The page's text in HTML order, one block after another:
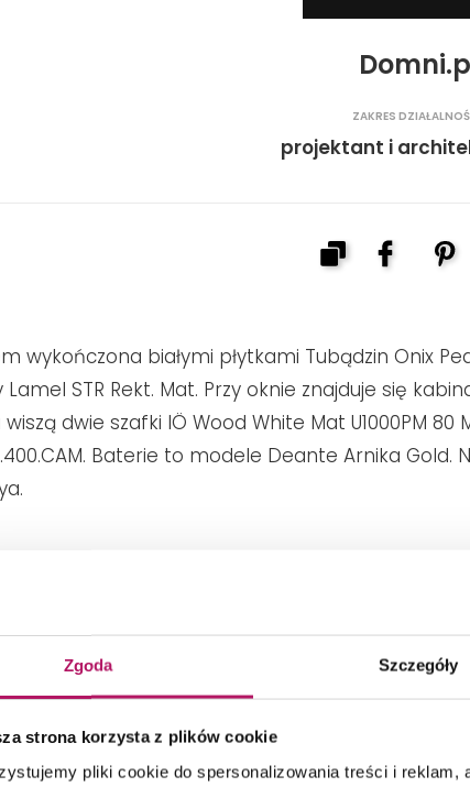
Zgoda Szczegóły
strona korzysta z plików cookie
pliki cookie do spersonalizowania treści i reklam,
ZAKRES
projektant i
wykończona białymi płytkami Tubądzin Onix
STR Rekt. Mat. Przy oknie znajduje się
dwie szafki IÖ Wood White Mat U1000PM 80
Baterie to modele Deante Arnika
Styl łazienki:
Rodzaj łazienki: